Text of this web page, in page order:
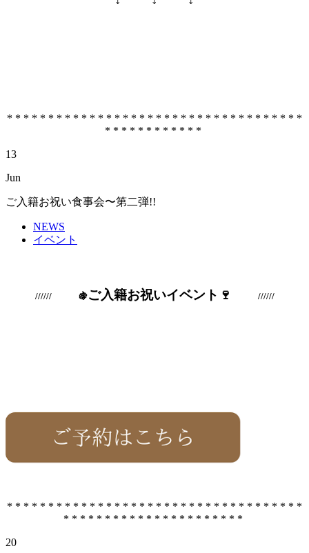
* * * * * * * * * * * * * * * * * * * * * * * * * * * * * * * * * * * *
* * * * * * * * * * * *
13
Jun
ご入籍お祝い食事会〜第二弾!!
NEWS
イベント
////// 🍇ご入籍お祝いイベント🍷 //////
* * * * * * * * * * * * * * * * * * * * * * * * * * * * * * * * * * * *
* * * * * * * * * * * * * * * * * * * * * *
20